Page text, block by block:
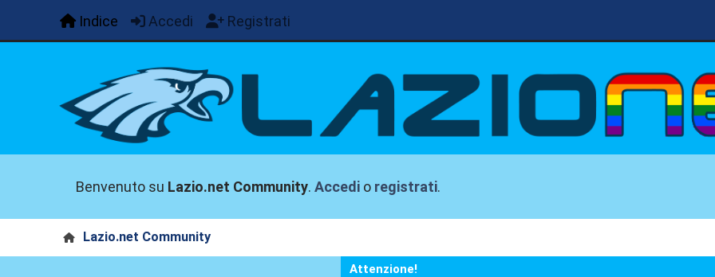
Indice Accedi Registrati
Benvenuto su Lazio.net Community.Accedi o registrati.
Lazio.net Community
Attenzione!